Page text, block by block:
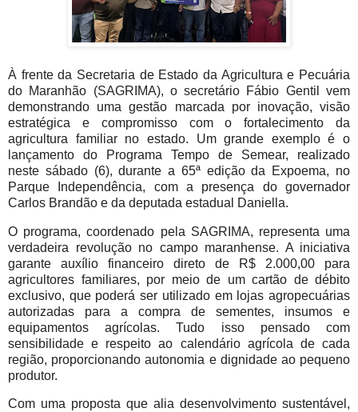
À frente da Secretaria de Estado da Agricultura e Pecuária
do Maranhão (SAGRIMA), o secretário Fábio Gentil vem
demonstrando uma gestão marcada por inovação, visão
estratégica e compromisso com o fortalecimento da
agricultura familiar no estado. Um grande exemplo é o
lançamento do Programa Tempo de Semear, realizado
neste sábado (6), durante a 65ª edição da Expoema, no
Parque Independência, com a presença do governador
Carlos Brandão e da deputada estadual Daniella.
O programa, coordenado pela SAGRIMA, representa uma
verdadeira revolução no campo maranhense. A iniciativa
garante auxílio financeiro direto de R$ 2.000,00 para
agricultores familiares, por meio de um cartão de débito
exclusivo, que poderá ser utilizado em lojas agropecuárias
autorizadas para a compra de sementes, insumos e
equipamentos agrícolas. Tudo isso pensado com
sensibilidade e respeito ao calendário agrícola de cada
região, proporcionando autonomia e dignidade ao pequeno
produtor.
Com uma proposta que alia desenvolvimento sustentável,